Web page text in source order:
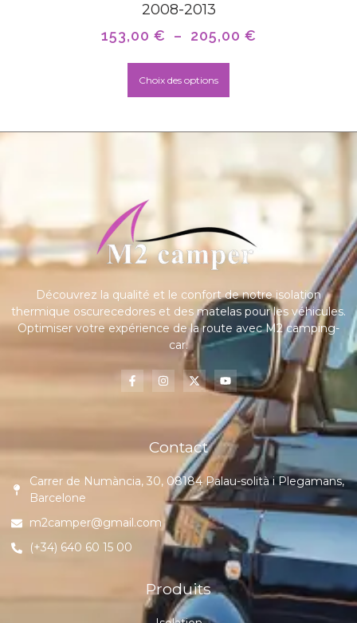
2008-2013
153,00 € – 205,00 €
Choix des options
Découvrez la qualité et le confort de notre isolation
thermique oscurecedores et des matelas pour les véhicules.
Optimiser votre expérience de la route avec M2 camping-
car.
Contact
Carrer de Numància, 30, 08184 Palau-solità i Plegamans,
Barcelone
m2camper@gmail.com
(+34) 640 60 15 00
Produits